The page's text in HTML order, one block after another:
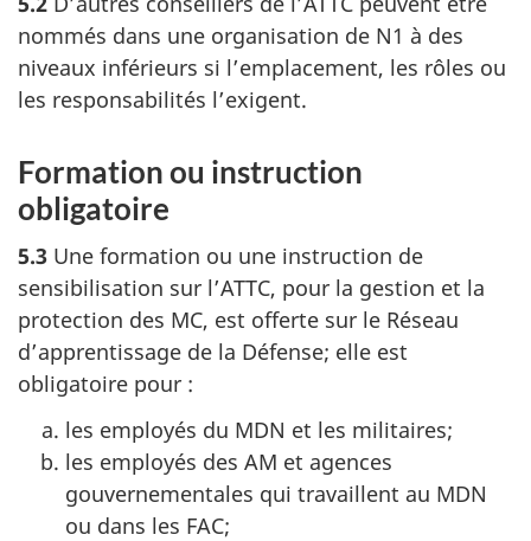
nommés dans une organisation de N1 à des
niveaux inférieurs si l’emplacement, les rôles ou
les responsabilités l’exigent.
Formation ou instruction
obligatoire
5.3 Une formation ou une instruction de
sensibilisation sur l’ATTC, pour la gestion et la
protection des MC, est offerte sur le Réseau
d’apprentissage de la Défense; elle est
obligatoire pour :
les employés du MDN et les militaires;
les employés des AM et agences
gouvernementales qui travaillent au MDN
ou dans les FAC;